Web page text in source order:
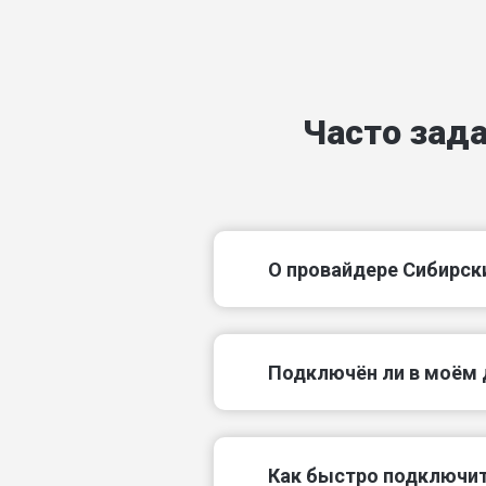
Лесопарковый пер
Нурлатский пер
Часто
О провайдере
Подключëн ли в моём
Как быстро